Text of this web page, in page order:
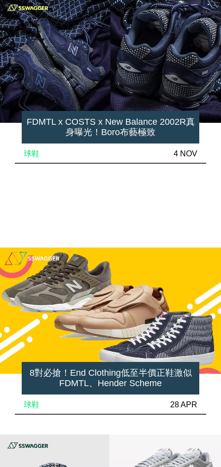
FDMTL x COSTS x New Balance 2002R真
身曝光！Boro布藝極致
球鞋 4 NOV
8對必搶！End Clothing低至半價正鞋激似
FDMTL、Hender Scheme
球鞋 28 APR